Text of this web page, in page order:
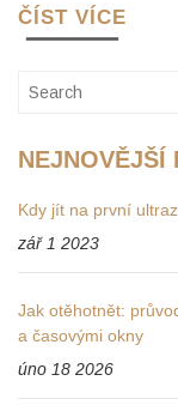
ČÍST VÍCE
NEJNOVĚJŠÍ
Kdy jít na první
zář 1 2023
Jak otěhotnět:
a časovými okny
úno 18 2026